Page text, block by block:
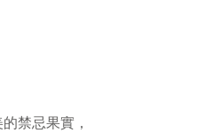
禁忌果實，